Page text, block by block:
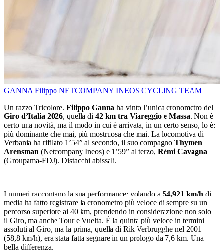
GANNA Filippo NETCOMPANY INEOS CYCLING TEAM
Un razzo Tricolore. Filippo Ganna ha vinto l’unica cronometro del
Giro d’Italia 2026, quella di 42 km tra Viareggio e Massa. Non è
certo una novità, ma il modo in cui è arrivata, in un certo senso, lo è:
più dominante che mai, più mostruosa che mai. La locomotiva di
Verbania ha rifilato 1’54” al secondo, il suo compagno Thymen
Arensman (Netcompany Ineos) e 1’59” al terzo, Rémi Cavagna
(Groupama-FDJ). Distacchi abissali.
I numeri raccontano la sua performance: volando a 54,921 km/h di
media ha fatto registrare la cronometro più veloce di sempre su un
percorso superiore ai 40 km, prendendo in considerazione non solo
il Giro, ma anche Tour e Vuelta. È la quinta più veloce in termini
assoluti al Giro, ma la prima, quella di Rik Verbrugghe nel 2001
(58,8 km/h), era stata fatta segnare in un prologo da 7,6 km. Una
bella differenza.